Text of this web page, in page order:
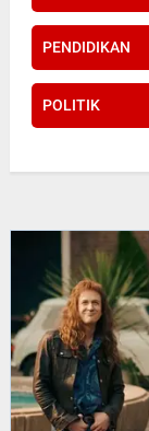
PENDIDIKAN
POLITIK